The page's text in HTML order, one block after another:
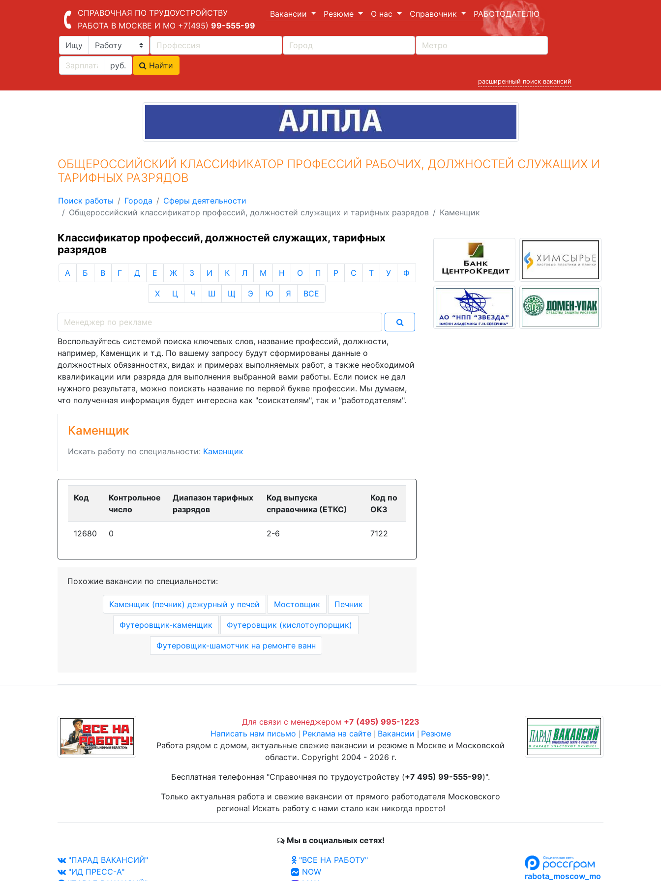
СПРАВОЧНАЯ ПО ТРУДОУСТРОЙСТВУ
РАБОТА В МОСКВЕ И МО +7(495) 99-555-99
Вакансии Резюме О нас Справочник РАБОТОДАТЕЛЮ
Ищу
руб. Найти
расширенный поиск вакансий
ОБЩЕРОССИЙСКИЙ КЛАССИФИКАТОР ПРОФЕССИЙ РАБОЧИХ, ДОЛЖНОСТЕЙ СЛУЖАЩИХ И
ТАРИФНЫХ РАЗРЯДОВ
Поиск работы Города
Сферы деятельности
Общероссийский классификатор профессий, должностей служащих и тарифных разрядов
Каменщик
Классификатор профессий, должностей служащих, тарифных
разрядов
А Б В Г Д Е Ж З И К Л М Н О П Р С Т У Ф
Х Ц Ч Ш Щ Э Ю Я ВСЕ
Воспользуйтесь системой поиска ключевых слов, название профессий, должности,
например, Каменщик и т.д. По вашему запросу будут сформированы данные о
должностных обязанностях, видах и примерах выполняемых работ, а также необходимой
квалификации или разряда для выполнения выбранной вами работы. Если поиск не дал
нужного результата, можно поискать название по первой букве профессии. Мы думаем,
что полученная информация будет интересна как "соискателям", так и "работодателям".
Каменщик
Искать работу по специальности: Каменщик
Код
Контрольное
число
Диапазон тарифных
разрядов
Код выпуска
справочника (ЕТКС)
Код по
ОКЗ
12680 0 2-6 7122
Похожие вакансии по специальности:
Каменщик (печник) дежурный у печей Мостовщик Печник
Футеровщик-каменщик Футеровщик (кислотоупорщик)
Футеровщик-шамотчик на ремонте ванн
Для связи с менеджером +7 (495) 995-1223
Написать нам письмо
Реклама на сайте Вакансии
Резюме
Работа рядом с домом, актуальные свежие вакансии и резюме в Москве и Московской
области. Copyright 2004 - 2026 г.
Бесплатная телефонная "Справочная по трудоустройству (+7 495) 99-555-99)".
Только актуальная работа и свежие вакансии от прямого работодателя Московского
региона! Искать работу с нами стало как никогда просто!
Мы в социальных сетях!
"ПАРАД ВАКАНСИЙ"
"ИД ПРЕСС-А"
"ВСЕ НА РАБОТУ"
NOW
rabota_moscow_mo